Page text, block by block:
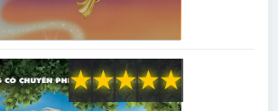
★
★
★
★
★